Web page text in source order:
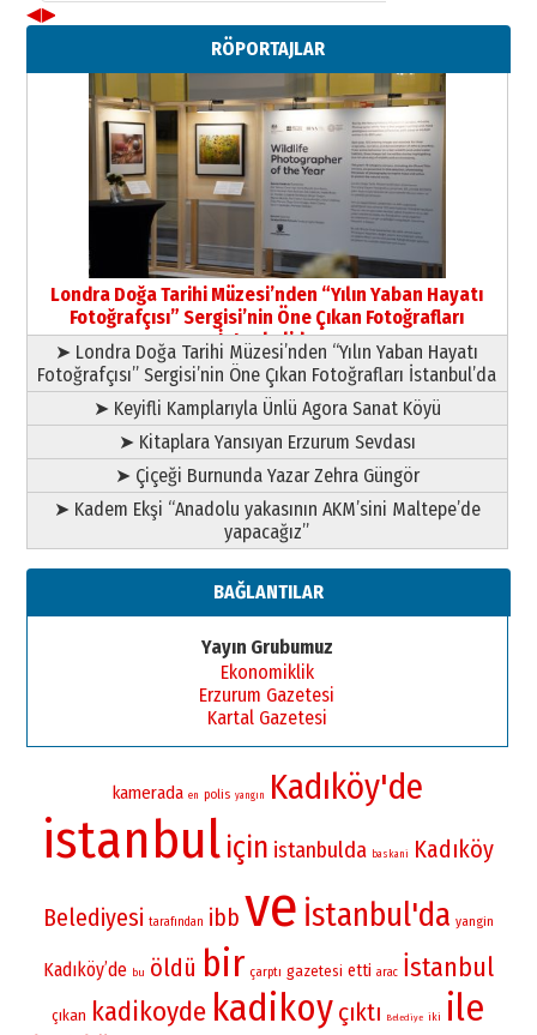
Neşat YALÇIN
Paranın Aile Kültüründeki Yeri
03 Ağustos 2026 Pazartesi
Yıldırım Gündoğdu
HAVVA’NIN ÜÇ KIZI
09 Temmuz 2026 Perşembe
Yusuf POLAT
Şampiyonluk Sebahattin Şirin’e
yazar
11 Mayıs 2026 Pazartesi
◀▶
RÖPORTAJLAR
Londra Doğa Tarihi Müzesi’nden “Yılın Yaban Hayatı
Fotoğrafçısı” Sergisi’nin Öne Çıkan Fotoğrafları
İstanbul’da
➤ Londra Doğa Tarihi Müzesi’nden “Yılın Yaban Hayatı
Fotoğrafçısı” Sergisi’nin Öne Çıkan Fotoğrafları İstanbul’da
➤ Keyifli Kamplarıyla Ünlü Agora Sanat Köyü
➤ Kitaplara Yansıyan Erzurum Sevdası
➤ Çiçeği Burnunda Yazar Zehra Güngör
➤ Kadem Ekşi “Anadolu yakasının AKM’sini Maltepe’de
yapacağız”
BAĞLANTILAR
Yayın Grubumuz
Ekonomiklik
Erzurum Gazetesi
Kartal Gazetesi
kamerada en polis yangın Kadıköy'de
istanbul için istanbulda baskani Kadıköy
Belediyesi tarafından ibb ve İstanbul'da yangin
Kadıköy’de bu öldü bir çarptı gazetesi etti arac İstanbul
çıkan kadikoyde kadikoy çıktı Belediye iki ile